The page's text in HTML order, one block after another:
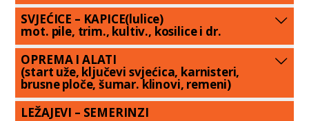
SVJEĆICE – KAPICE(lulice)
mot. pile, trim., kultiv., kosilice i dr.
OPREMA I ALATI
(start uže, ključevi svjećica, karnisteri,
brusne ploče, šumar. klinovi, remeni)
LEŽAJEVI – SEMERINZI